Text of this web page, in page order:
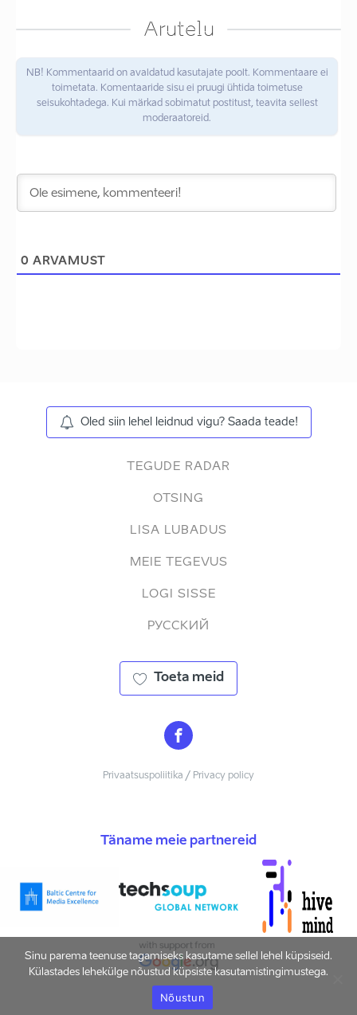
Arutelu
NB! Kommentaarid on avaldatud kasutajate poolt. Kommentaare ei
toimetata. Komentaaride sisu ei pruugi ühtida toimetuse
seisukohtadega. Kui märkad sobimatut postitust, teavita sellest
moderaatoreid.
0 ARVAMUST
Oled siin lehel leidnud vigu? Saada teade!
TEGUDE RADAR
OTSING
LISA LUBADUS
MEIE TEGEVUS
LOGI SISSE
РУССКИЙ
Toeta meid
Privaatsuspoliitika / Privacy policy
Täname meie partnereid
Sinu parema teenuse tagamiseks kasutame sellel lehel küpsiseid.
Külastades lehekülge nõustud küpsiste kasutamistingimustega.
Nõustun